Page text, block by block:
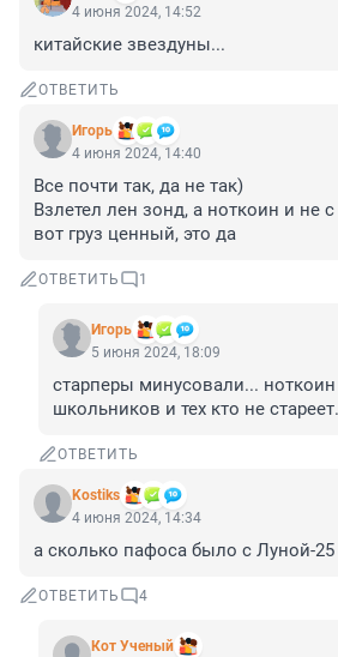
4 июня 2024, 14:52
китайские звездуны...
ОТВЕТИТЬ
Игoрь
4 июня 2024, 14:40
Все почти так, да не так)
Взлетел лен зонд, а ноткоин и не
вот груз ценный, это да
ОТВЕТИТЬ 1
Игoрь
5 июня 2024, 18:09
старперы минусовали... ноткоин
школьников и тех кто не стареет.
ОТВЕТИТЬ
Kostiks
4 июня 2024, 14:34
а сколько пафоса было с Луной-25
ОТВЕТИТЬ 4
Кот Ученый